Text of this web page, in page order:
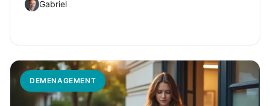
Gabriel
DEMENAGEMENT